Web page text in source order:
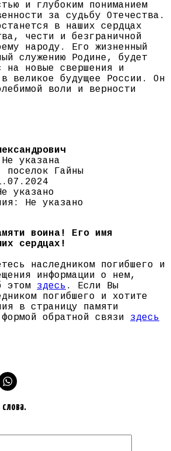
и глубоким пониманием
за судьбу Отечества.
в наших сердцах
чести и безграничной
народу. Его жизненный
служению Родине, будет
на новые свершения и
великое будущее России. Он
воли и верности
указана
поселок Гайны
указано
Не указано
воина! Его имя
сердцах!
наследником погибшего и
информации о нем,
этом здесь . Если Вы
погибшего и хотите
в страницу памяти
обратной связи здесь